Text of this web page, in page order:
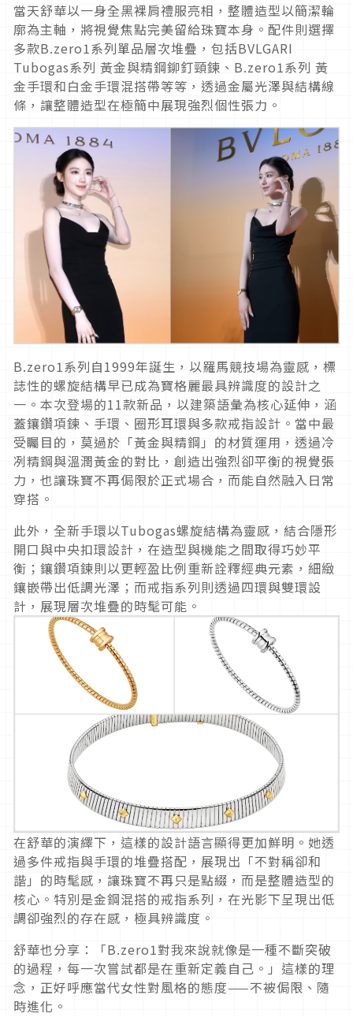
當天舒華以一身全黑裸肩禮服亮相，整體造型以簡潔輪
廓為主軸， 將視覺焦點完美留給珠寶本身。配件則選擇
多款B.zero1系列單品層次堆疊，包括BVLGARI
Tubogas系列 黃金與精鋼鉚釘頸鍊、B.zero1系列 黃
金手環和白金手環混搭帶等等，透過金屬光澤與結構線
條， 讓整體造型在極簡中展現強烈個性張力。
B.zero1系列自1999年誕生，以羅馬競技場為靈感， 標
誌性的螺旋結構早已成為寶格麗最具辨識度的設計之
一。本次登場的11款新品，以建築語彙為核心延伸，涵
蓋鑲鑽項鍊、手環、 圈形耳環與多款戒指設計。當中最
受矚目的，莫過於「黃金與精鋼」 的材質運用，透過冷
冽精鋼與溫潤黃金的對比， 創造出強烈卻平衡的視覺張
力，也讓珠寶不再侷限於正式場合， 而能自然融入日常
穿搭。
此外，全新手環以Tubogas螺旋結構為靈感， 結合隱形
開口與中央扣環設計，在造型與機能之間取得巧妙平
衡； 鑲鑽項鍊則以更輕盈比例重新詮釋經典元素， 細緻
鑲嵌帶出低調光澤；而戒指系列則透過四環與雙環設
計， 展現層次堆疊的時髦可能。
在舒華的演繹下，這樣的設計語言顯得更加鮮明。 她透
過多件戒指與手環的堆疊搭配，展現出「不對稱卻和
諧」 的時髦感，讓珠寶不再只是點綴，而是整體造型的
核心。 特別是金鋼混搭的戒指系列，在光影下呈現出低
調卻強烈的存在感， 極具辨識度。
舒華也分享：「B.zero1對我來說就像是一種不斷突破
的過程， 每一次嘗試都是在重新定義自己。」這樣的理
念， 正好呼應當代女性對風格的態度——不被侷限、隨
時進化。